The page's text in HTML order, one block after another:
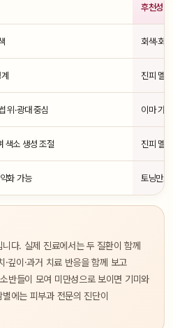
후천성
회색·회
진피 멜
위·광대 중심 이마 가
색소 생성 조절 진피 멜
화 가능 토닝만으
다. 실제 진료에서는 두 질환이 함께
깊이·과거 치료 반응을 함께 보고
반들이 모여 미만성으로 보이면 기미와
에는 피부과 전문의 진단이